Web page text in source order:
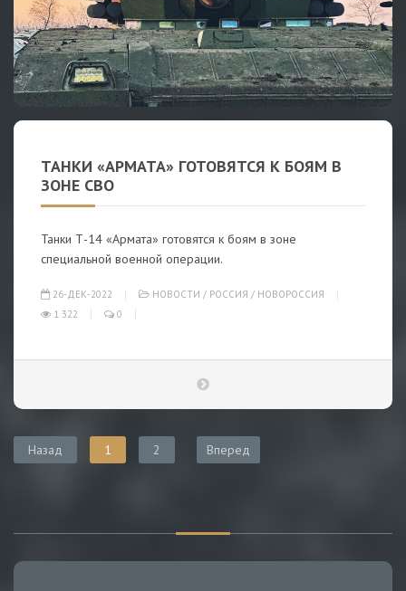
ТАНКИ «АРМАТА» ГОТОВЯТСЯ К БОЯМ В
ЗОНЕ СВО
Танки Т-14 «Армата» готовятся к боям в зоне
специальной военной операции.
26-ДЕК-2022 НОВОСТИ / РОССИЯ / НОВОРОССИЯ
1 322
0
Назад 1 2 Вперед